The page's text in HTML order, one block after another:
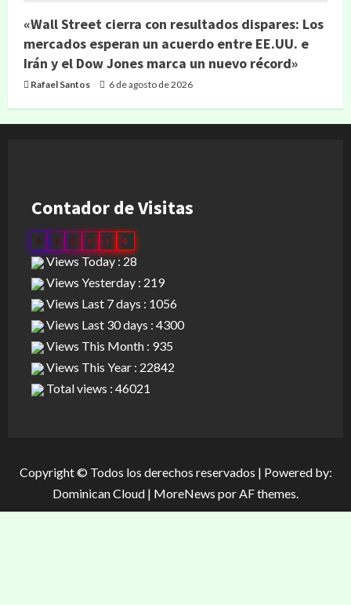
«Wall Street cierra con resultados dispares: Los
mercados esperan un acuerdo entre EE.UU. e
Irán y el Dow Jones marca un nuevo récord»
Rafael Santos 6 de agosto de 2026
Contador de Visitas
0 3 0 9 1 6
Views Today : 28
Views Yesterday : 219
Views Last 7 days : 1056
Views Last 30 days : 4300
Views This Month : 935
Views This Year : 22842
Total views : 46021
Copyright © Todos los derechos reservados | Powered by:
Dominican Cloud | MoreNews por AF themes.